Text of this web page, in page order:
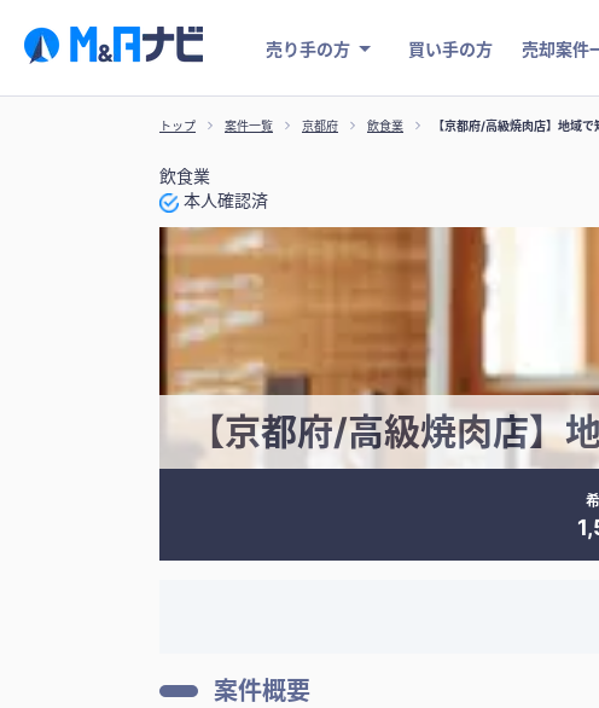
売り手の方 買い手の方 売却案件
トップ 案件一覧 京都府 飲食業 【京都府/高級焼肉店】地域
飲食業
本人確認済
【京都府/高級焼肉店】
案件概要